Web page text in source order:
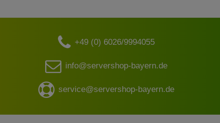
+49 (0) 6026/9994055
info@servershop-bayern.de
service@servershop-bayern.de